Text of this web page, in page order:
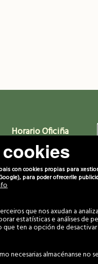
Horario Oficiña
Luns a Venres. 8am 14pm
© 2022 Comunidade
con cookies propias para
para poder ofrecerlle
que nos axudan a
estatísticas e análises de
ten a opción de
necesarias almacénanse